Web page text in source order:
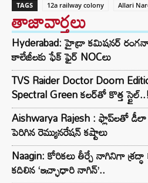
TAGS 12a railway colony Allari
తాజావార్తలు
Hyderabad: హైడ్రా కమిషనర్
కాలేజీలకు ఫేక్ ఫైర్ NOCలు
TVS Raider Doctor Doom
Spectral Green కలర్‌తో కొత్త స్టైల్..!
Aishwarya Rajesh : ఫ్లాప్‌లతో
పెరిగిన రెమ్యునరేషన్‌ కష్టాలు
Naagin: కోరికలు తీర్చే నాగినిగా
కదిలిన ‘ఇచ్ఛాధారి నాగిన్’..